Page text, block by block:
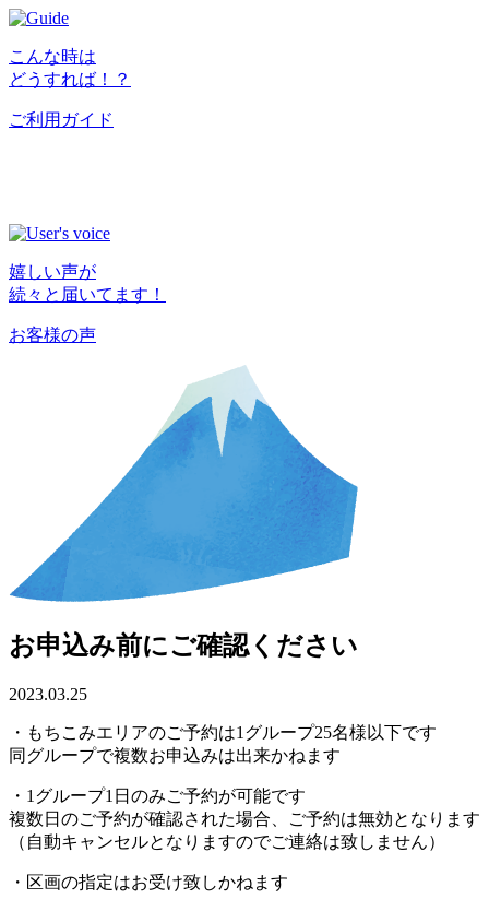
こんな時は
どうすれば！？
ご利用ガイド
嬉しい声が
続々と届いてます！
お客様の声
お申込み前にご確認ください
2023.03.25
・もちこみエリアのご予約は1グループ25名様以下です
同グループで複数お申込みは出来かねます
・1グループ1日のみご予約が可能です
複数日のご予約が確認された場合、ご予約は無効となります
（自動キャンセルとなりますのでご連絡は致しません）
・区画の指定はお受け致しかねます